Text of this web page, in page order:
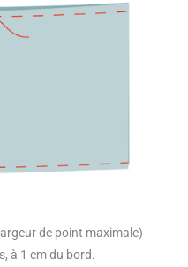
de point maximale)
à 1 cm du bord.